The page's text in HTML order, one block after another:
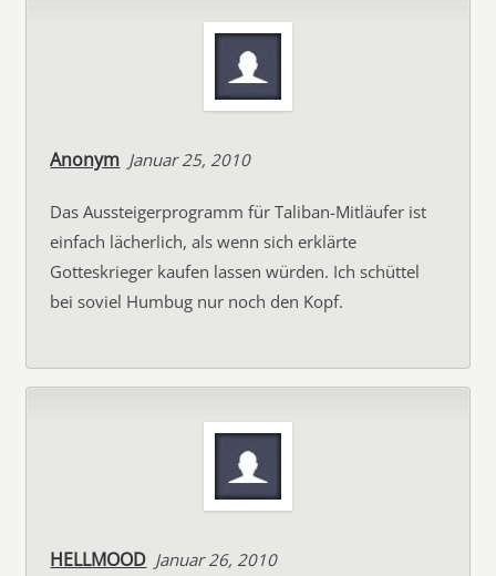
Anonym Januar 25, 2010
Das Aussteigerprogramm für Taliban-Mitläufer ist
einfach lächerlich, als wenn sich erklärte
Gotteskrieger kaufen lassen würden. Ich schüttel
bei soviel Humbug nur noch den Kopf.
HELLMOOD Januar 26, 2010